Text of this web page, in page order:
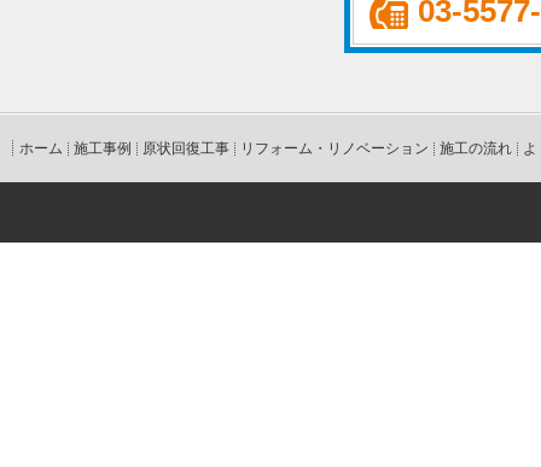
03-
ホーム 施工事例 原状回復工事 リフォーム・リノベーション 施工の流れ よ